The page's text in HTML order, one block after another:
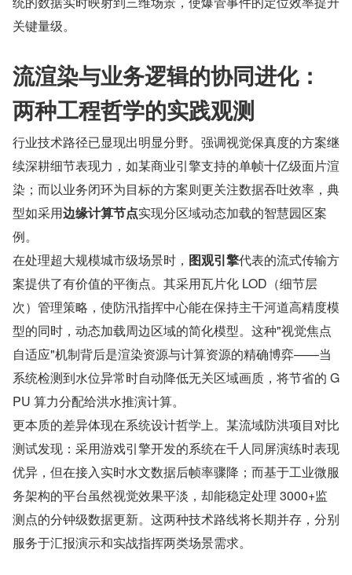
关键量级。
流渲染与业务逻辑的协同进化：
两种工程哲学的实践观测
行业技术路径已显现出明显分野。强调视觉保真度的方案继
续深耕细节表现力，如某商业引擎支持的单帧十亿级面片渲
染；而以业务闭环为目标的方案则更关注数据吞吐效率，典
型如采用边缘计算节点实现分区域动态加载的智慧园区案
例。
在处理超大规模城市级场景时， 图观引擎代表的流式传输方
案提供了有价值的平衡点。其采用瓦片化 LOD（细节层
次）管理策略，使防汛指挥中心能在保持主干河道高精度模
型的同时，动态加载周边区域的简化模型。这种"视觉焦点
自适应"机制背后是渲染资源与计算资源的精确博弈——当
系统检测到水位异常时自动降低无关区域画质，将节省的 G
PU 算力分配给洪水推演计算。
更本质的差异体现在系统设计哲学上。某流域防洪项目对比
测试发现：采用游戏引擎开发的系统在千人同屏演练时表现
优异，但在接入实时水文数据后帧率骤降；而基于工业微服
务架构的平台虽然视觉效果平淡，却能稳定处理 3000+监
测点的分钟级数据更新。这两种技术路线将长期并存，分别
服务于汇报演示和实战指挥两类场景需求。